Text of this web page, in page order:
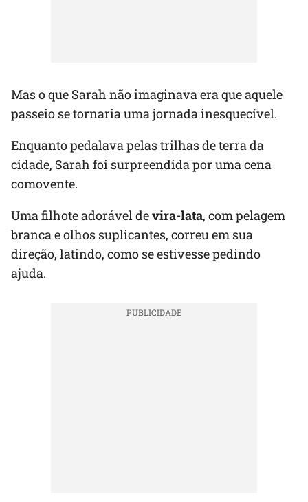
Mas o que Sarah não imaginava era que aquele
passeio se tornaria uma jornada inesquecível.
Enquanto pedalava pelas trilhas de terra da
cidade, Sarah foi surpreendida por uma cena
comovente.
Uma filhote adorável devira-lata, com pelagem
branca e olhos suplicantes, correu em sua
direção, latindo, como se estivesse pedindo
ajuda.